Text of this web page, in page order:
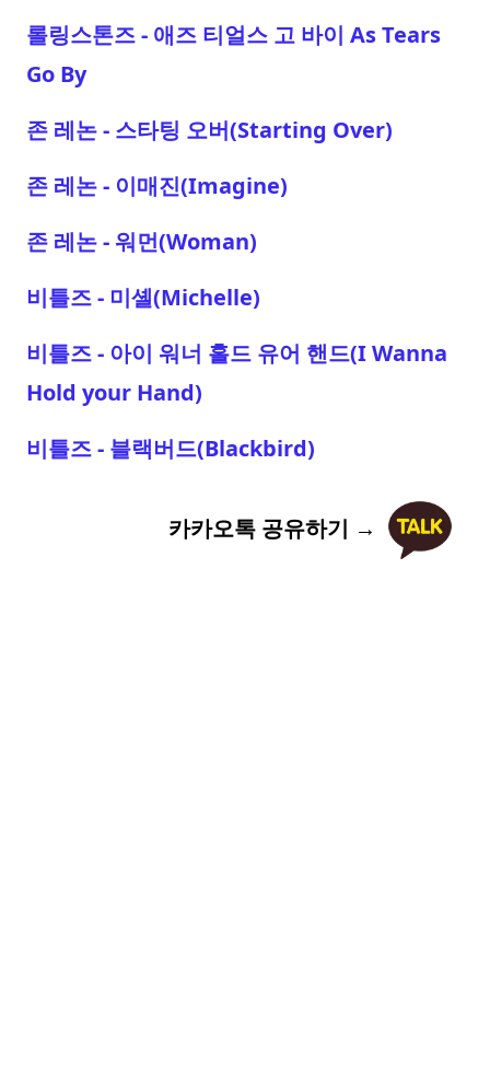
롤링스톤즈 - 애즈 티얼스 고 바이 As Tears
Go By
존 레논 - 스타팅 오버(Starting Over)
존 레논 - 이매진(Imagine)
존 레논 - 워먼(Woman)
비틀즈 - 미셸(Michelle)
비틀즈 - 아이 워너 홀드 유어 핸드(I Wanna
Hold your Hand)
비틀즈 - 블랙버드(Blackbird)
카카오톡 공유하기 →